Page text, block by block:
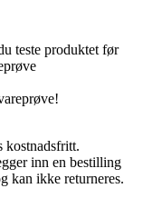
teste produktet før
kostnadsfritt.
inn en bestilling
kan ikke returneres.